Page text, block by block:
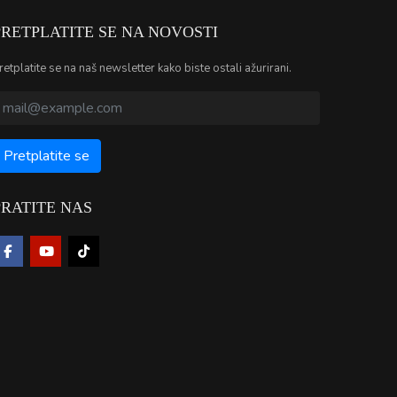
SE NA NOVOSTI
se na naš newsletter kako biste ostali ažurirani.
NAS